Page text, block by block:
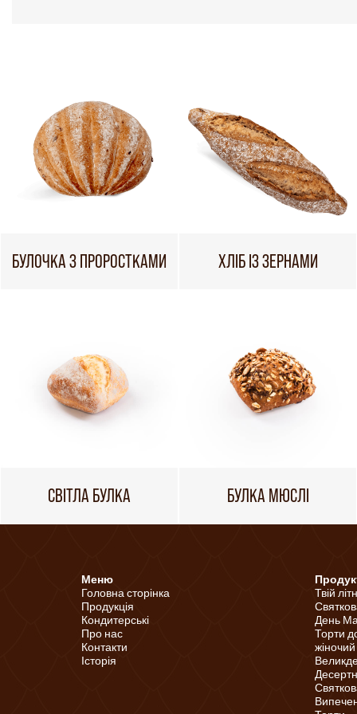
БУЛОЧКА З ПРОРОСТКАМИ ХЛІБ ІЗ ЗЕРНАМИ
СВІТЛА БУЛКА БУЛКА МЮСЛІ
Меню
Головна сторінка
Продукція
Кондитерські
Про нас
Контакти
Історія
Твій
День
Торти